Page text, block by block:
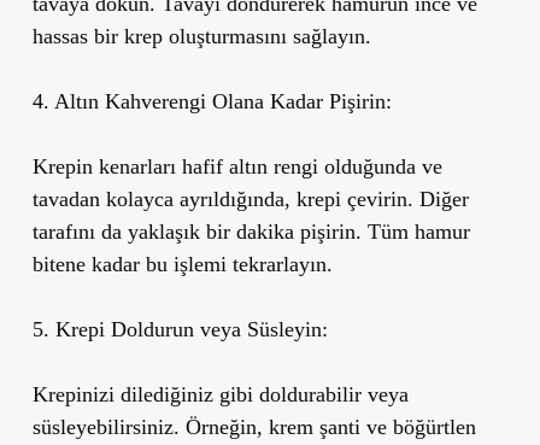
hassas bir krep oluşturmasını sağlayın.
4. Altın Kahverengi Olana Kadar Pişirin:
Krepin kenarları hafif altın rengi olduğunda ve
tavadan kolayca ayrıldığında, krepi çevirin. Diğer
tarafını da yaklaşık bir dakika pişirin. Tüm hamur
bitene kadar bu işlemi tekrarlayın.
5. Krepi Doldurun veya Süsleyin:
Krepinizi dilediğiniz gibi doldurabilir veya
süsleyebilirsiniz. Örneğin, krem şanti ve böğürtlen